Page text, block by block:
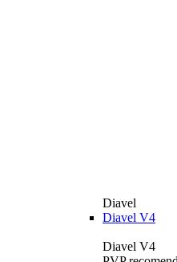
Diavel
Diavel V4
Diavel V4